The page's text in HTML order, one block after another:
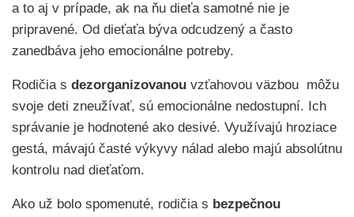
a to aj v prípade, ak na ňu dieťa samotné nie je
pripravené. Od dieťaťa býva odcudzený a často
zanedbáva jeho emocionálne potreby.
Rodičia s dezorganizovanou vzťahovou väzbou môžu
svoje deti zneužívať, sú emocionálne nedostupní. Ich
správanie je hodnotené ako desivé. Využívajú hroziace
gestá, mávajú časté výkyvy nálad alebo majú absolútnu
kontrolu nad dieťaťom.
Ako už bolo spomenuté, rodičia s bezpečnou